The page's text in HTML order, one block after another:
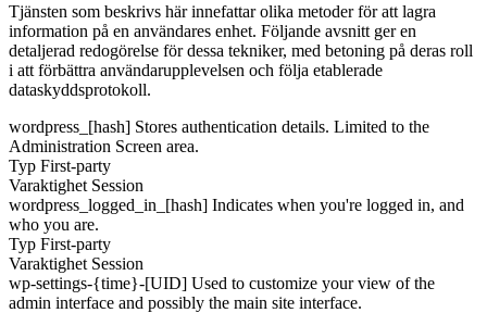
Tjänsten som beskrivs här innefattar olika metoder för att lagra
information på en användares enhet. Följande avsnitt ger en
detaljerad redogörelse för dessa tekniker, med betoning på deras roll
i att förbättra användarupplevelsen och följa etablerade
dataskyddsprotokoll.
wordpress_[hash] Stores authentication details. Limited to the
Administration Screen area.
Typ First-party
Varaktighet Session
wordpress_logged_in_[hash] Indicates when you're logged in, and
who you are.
Typ First-party
Varaktighet Session
wp-settings-{time}-[UID] Used to customize your view of the
admin interface and possibly the main site interface.